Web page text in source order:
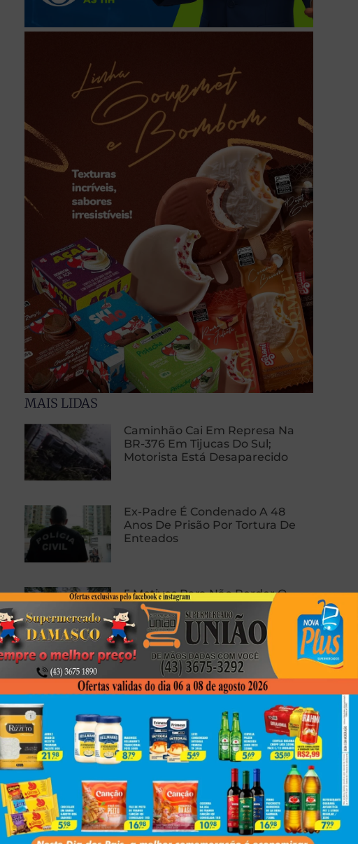
MAIS LIDAS
Caminhão Cai Em Represa Na
BR-376 Em Tijucas Do Sul;
Motorista Está Desaparecido
Ex-Padre É Condenado A 48
Anos De Prisão Por Tortura De
Enteados
5 Motivos Para Não Perder O
LENDAA 2026, Festival Que Une
Música Eletrônica E Natureza
Em Morretes
Motorista Morre Após Sofrer Mal
Súbito Na BR-376, No Paraná
Next